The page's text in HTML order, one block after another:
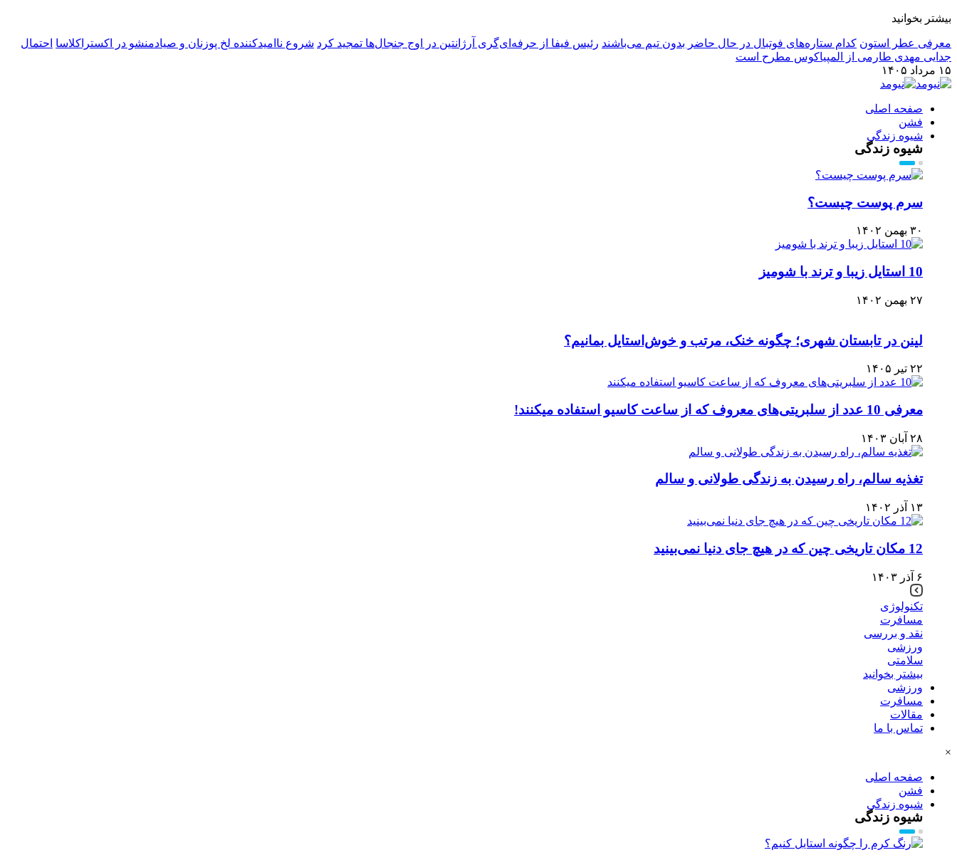
بیشتر بخوانید
معرفی عطر استون کدام ستاره‌های فوتبال در حال حاضر بدون تیم می‌باشند رئیس فیفا از حرفه‌ای‌گری آرژانتین در اوج جنجال‌ها تمجید کرد شروع ناامیدکننده لخ پوزنان و صیادمنشو در اکستراکلاسا احتمال
جدایی مهدی طارمی از المپیاکوس مطرح است
۱۵ مرداد ۱۴۰۵
صفحه اصلی
فشن
شیوه زندگی
شیوه زندگی
سرم پوست چیست؟
۳۰ بهمن ۱۴۰۲
10 استایل زیبا و ترند با شومیز
۲۷ بهمن ۱۴۰۲
لینن در تابستان شهری؛ چگونه خنک، مرتب و خوش‌استایل بمانیم؟
۲۲ تیر ۱۴۰۵
معرفی 10 عدد از سلبریتی‌های معروف که از ساعت کاسیو استفاده میکنند!
۲۸ آبان ۱۴۰۳
تغذیه سالم، راه رسیدن به زندگی طولانی و سالم
۱۳ آذر ۱۴۰۲
12 مکان تاریخی چین که در هیچ جای دنیا نمی‌بینید
۶ آذر ۱۴۰۳
تکنولوژی
مسافرت
نقد و بررسی
ورزشی
سلامتی
بیشتر بخوانید
ورزشی
مسافرت
مقالات
تماس با ما
×
صفحه اصلی
فشن
شیوه زندگی
شیوه زندگی